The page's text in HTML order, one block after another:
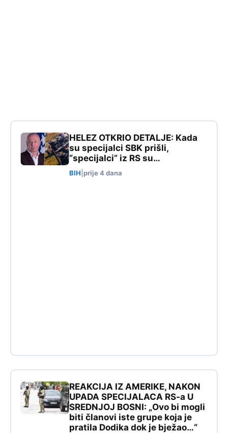
HELEZ OTKRIO DETALJE: Kada
su specijalci SBK prišli,
“specijalci” iz RS su…
BIH prije 4 dana
REAKCIJA IZ AMERIKE, NAKON
UPADA SPECIJALACA RS-a U
SREDNJOJ BOSNI: „Ovo bi mogli
biti članovi iste grupe koja je
pratila Dodika dok je bježao…“